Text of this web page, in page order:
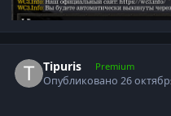
Tipuris Premium
Опубликовано26